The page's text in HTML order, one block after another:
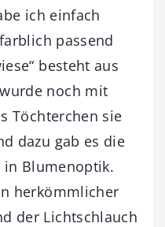
ich einfach
passend
besteht aus
noch mit
Töchterchen sie
dazu gab es die
in Blumenoptik.
herkömmlicher
der Lichtschlauch